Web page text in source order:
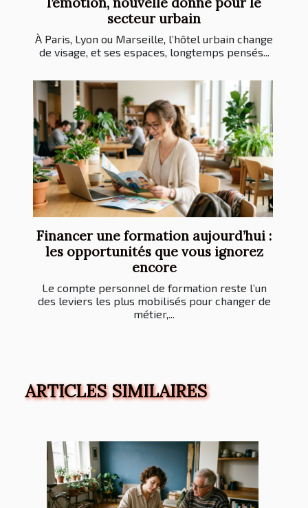
secteur urbain
À Paris, Lyon ou Marseille, l’hôtel urbain change
de visage, et ses espaces, longtemps pensés...
Financer une formation aujourd’hui :
les opportunités que vous ignorez
encore
Le compte personnel de formation reste l’un
des leviers les plus mobilisés pour changer de
métier,...
ARTICLES SIMILAIRES